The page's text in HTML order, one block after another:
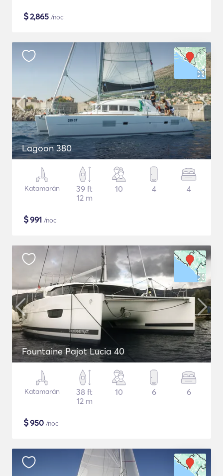
$2,865 /noc
Lagoon 380
Katamarán
39 ft
12 m
10 4 4
$991 /noc
Fountaine Pajot Lucia 40
Katamarán
38 ft
12 m
10 6 6
$950 /noc